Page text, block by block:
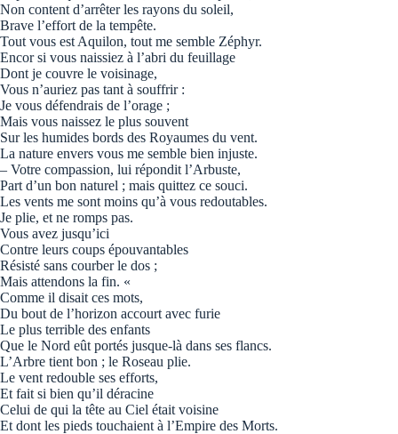
Non content d’arrêter les rayons du soleil,
Brave l’effort de la tempête.
Tout vous est Aquilon, tout me semble Zéphyr.
Encor si vous naissiez à l’abri du feuillage
Dont je couvre le voisinage,
Vous n’auriez pas tant à souffrir :
Je vous défendrais de l’orage ;
Mais vous naissez le plus souvent
Sur les humides bords des Royaumes du vent.
La nature envers vous me semble bien injuste.
– Votre compassion, lui répondit l’Arbuste,
Part d’un bon naturel ; mais quittez ce souci.
Les vents me sont moins qu’à vous redoutables.
Je plie, et ne romps pas.
Vous avez jusqu’ici
Contre leurs coups épouvantables
Résisté sans courber le dos ;
Mais attendons la fin. «
Comme il disait ces mots,
Du bout de l’horizon accourt avec furie
Le plus terrible des enfants
Que le Nord eût portés jusque-là dans ses flancs.
L’Arbre tient bon ; le Roseau plie.
Le vent redouble ses efforts,
Et fait si bien qu’il déracine
Celui de qui la tête au Ciel était voisine
Et dont les pieds touchaient à l’Empire des Morts.